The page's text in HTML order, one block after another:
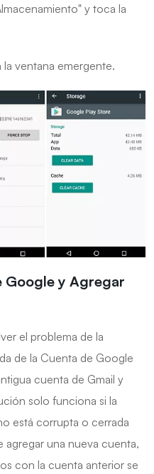
y toca la
ventana emergente.
Google y Agregar
el problema de la
de la Cuenta de Google
cuenta de Gmail y
solo funciona si la
está corrupta o cerrada
agregar una nueva cuenta,
con la cuenta anterior se